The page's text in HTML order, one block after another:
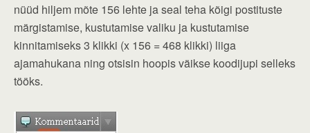
nüüd hiljem mõte 156 lehte ja seal teha kõigi postituste
märgistamise, kustutamise valiku ja kustutamise
kinnitamiseks 3 klikki (x 156 = 468 klikki) liiga
ajamahukana ning otsisin hoopis väikse koodijupi selleks
tööks.